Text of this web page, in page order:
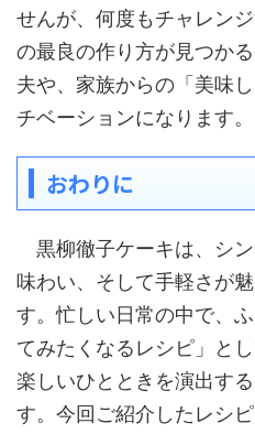
せんが、何度もチャレン
の最良の作り方が見つか
夫や、家族からの「美味
チベーションになります。
おわりに
黒柳徹子ケーキは、シ
味わい、そして手軽さが
す。忙しい日常の中で、
てみたくなるレシピ」と
楽しいひとときを演出す
す。今回ご紹介したレシ